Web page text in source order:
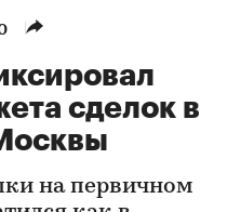
сделок в
на первичном